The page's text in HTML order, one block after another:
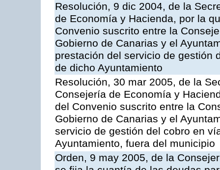
Resolución, 9 dic 2004, de la
de Economía y Hacienda, por la
Convenio suscrito entre la
Gobierno de Canarias y el
prestación del servicio de gestión
de dicho Ayuntamiento
Resolución, 30 mar 2005, de la
Consejería de Economía y
del Convenio suscrito entre la
Gobierno de Canarias y el
servicio de gestión del cobro en
Ayuntamiento, fuera del municipio
Orden, 9 may 2005, de la